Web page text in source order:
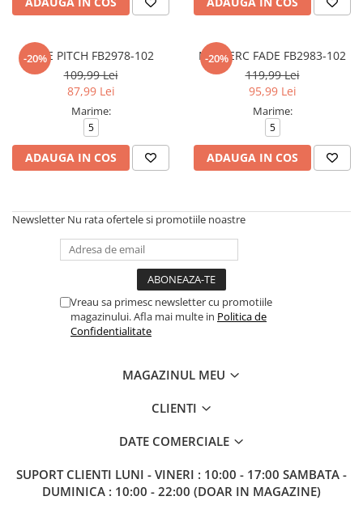
-20%
NIKE PITCH FB2978-102
109,99 Lei
87,99 Lei
Marime:
5
ADAUGA IN COS
-20%
NK MERC FADE FB2983-102
119,99 Lei
95,99 Lei
Marime:
5
ADAUGA IN COS
Newsletter Nu rata ofertele si promotiile noastre
Vreau sa primesc newsletter cu promotiile
magazinului. Afla mai multe in Politica de
Confidentialitate
MAGAZINUL MEU
CLIENTI
DATE COMERCIALE
SUPORT CLIENTI LUNI - VINERI : 10:00 - 17:00 SAMBATA -
DUMINICA : 10:00 - 22:00 (DOAR IN MAGAZINE)